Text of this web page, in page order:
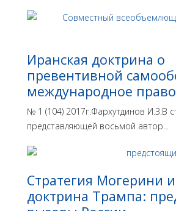
Иранская доктрина о
превентивной
международное право
№ 1 (104) 2017г.Фархутдинов И.З.В
представляющей восьмой автор...
Стратегия Могерини
доктрина Трампа: